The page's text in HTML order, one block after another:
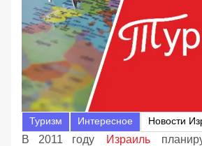
Туризм Интересное Новости
В 2011 году Израиль